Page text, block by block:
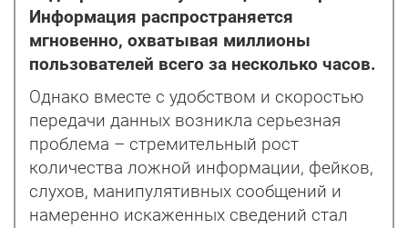
Информация распространяется
мгновенно, охватывая миллионы
пользователей всего за несколько часов.
Однако вместе с удобством и скоростью
передачи данных возникла серьезная
проблема – стремительный рост
количества ложной информации, фейков,
слухов, манипулятивных сообщений и
намеренно искаженных сведений стал